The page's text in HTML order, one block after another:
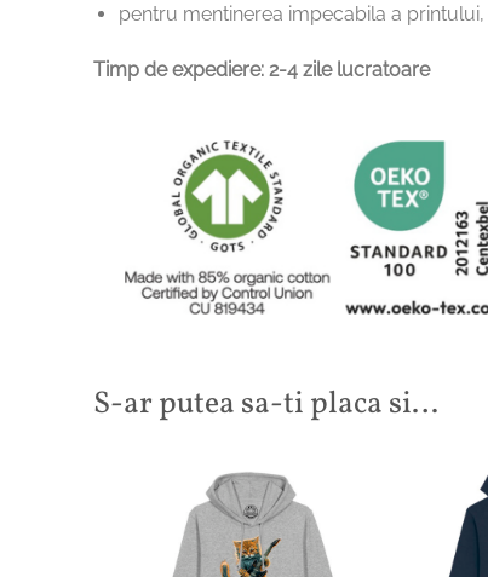
pentru mentinerea impecabila a
Timp de expediere: 2-4 zile lucratoare
S-ar putea sa-ti placa si…